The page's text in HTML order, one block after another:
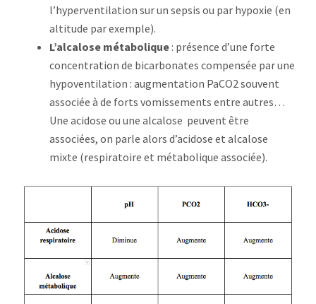
l’hyperventilation sur un sepsis ou par hypoxie (en
altitude par exemple).
L’alcalose métabolique : présence d’une forte
concentration de bicarbonates compensée par une
hypoventilation : augmentation PaCO2 souvent
associée à de forts vomissements entre autres…
Une acidose ou une alcalose peuvent être
associées, on parle alors d’acidose et alcalose
mixte (respiratoire et métabolique associée).